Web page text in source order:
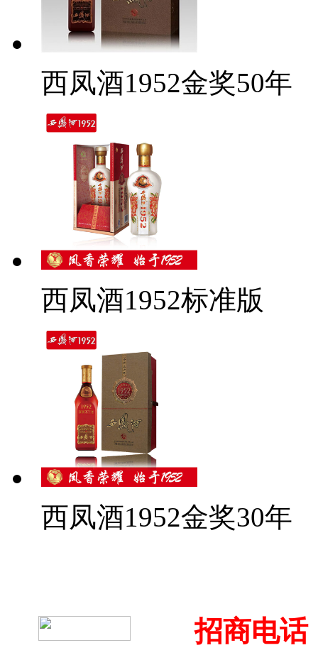
西凤酒1952金奖50年
西凤酒1952标准版
西凤酒1952金奖30年
招商电话